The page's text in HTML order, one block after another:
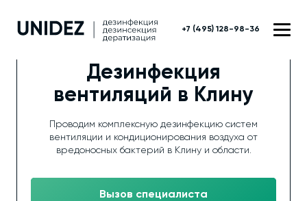
+7 (495) 128-98-36
Дезинфекция
вентиляций в Клину
Проводим комплексную дезинфекцию систем
вентиляции и кондиционирования воздуха от
вредоносных бактерий в Клину и области.
Вызов специалиста